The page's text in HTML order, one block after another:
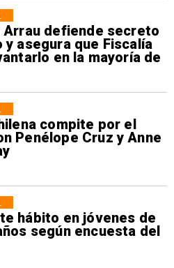
Arrau defiende secreto
y asegura que Fiscalía
en la mayoría de
compite por el
Penélope Cruz y Anne
hábito en jóvenes de
según encuesta del